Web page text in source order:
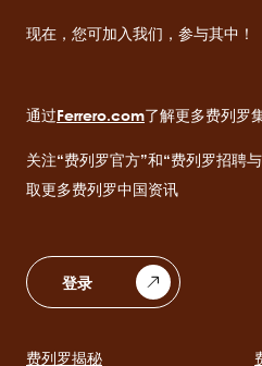
现在，您可加入我们，参与其中！
通过Ferrero.com了解更多费列罗
关注“费列罗官方”和“费列罗招聘
取更多费列罗中国资讯
登录
费列罗揭秘